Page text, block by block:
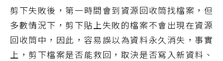
剪下失敗後，第一時間會到資源回收筒找檔案，但
多數情況下，剪下貼上失敗的檔案不會出現在資源
回收筒中，因此，容易誤以為資料永久消失，事實
上，剪下檔案是否能救回，取決是否寫入新資料、